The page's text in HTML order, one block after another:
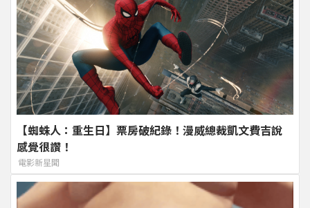
【蜘蛛人：重生日】票房破紀錄！漫威總裁凱文費吉說
感覺很讚！
電影新星聞